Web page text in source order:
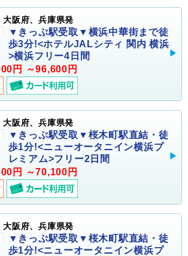
阪府、兵庫県発
▼きっぷ駅受取▼横浜中華街まで徒
歩3分!<ホテルJALシティ 関内 横浜
>横浜フリー4日間
円 ～96,600円
阪府、兵庫県発
▼きっぷ駅受取▼桜木町駅直結・徒
歩1分!<ニューオータニイン横浜プ
レミアム>フリー2日間
円 ～70,100円
阪府、兵庫県発
▼きっぷ駅受取▼桜木町駅直結・徒
歩1分!<ニューオータニイン横浜プ